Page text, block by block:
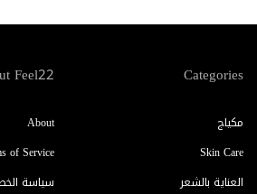
Categories
مكياج
Skin Care
العناية بالشعر
Feel22
About
of Service
سياسة